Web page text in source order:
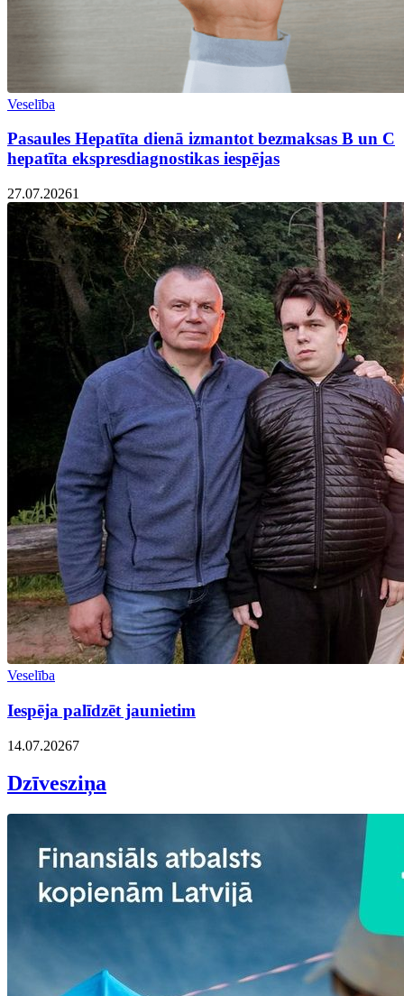
Veselība
Pasaules Hepatīta dienā izmantot bezmaksas B un C
hepatīta ekspresdiagnostikas iespējas
27.07.20261
Veselība
Iespēja palīdzēt jaunietim
14.07.20267
Dzīvesziņa